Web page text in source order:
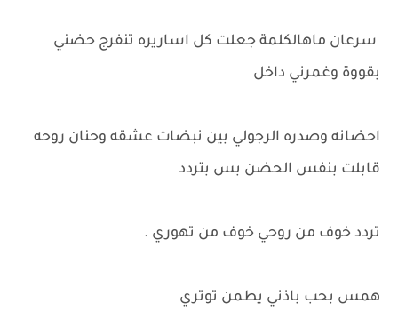
سرعان ماهالكلمة جعلت كل اساريره تنفرج حضني
بقووة وغمرني داخل
احضانه وصدره الرجولي بين نبضات عشقه وحنان روحه
قابلت بنفس الحضن بس بتردد
تردد خوف من روحي خوف من تهوري .
همس بحب باذني يطمن توتري